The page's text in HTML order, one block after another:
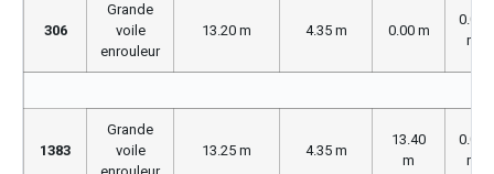
306
Grande
voile
enrouleur
13.20 m 4.35 m 0.00 m
0.00
m
1383
Grande
voile
13.25 m 4.35 m
13.40
m
0.00
m